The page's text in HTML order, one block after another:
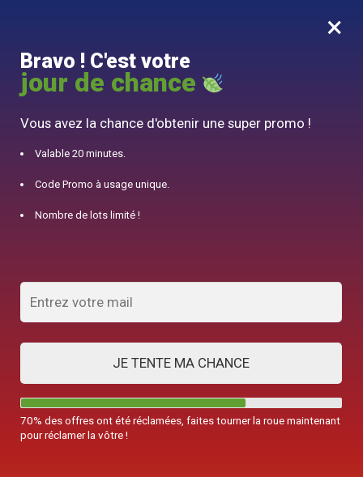
0
10% offert pour 50€ d’achats avec le code DJINN10
×
Bravo ! C'est votre
jour de chance
Vous avez la chance d'obtenir une super promo !
Valable 20 minutes.
Code Promo à usage unique.
Nombre de lots limité !
JE TENTE MA CHANCE
70% des offres ont été réclamées, faites tourner la roue maintenant
pour réclamer la vôtre !